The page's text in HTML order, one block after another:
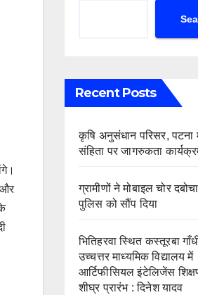
और
Recent Posts
कृषि अनुसंधान परिसर, पटना
संहिता पर जागरुकता
ग्रामीणों ने मोबाइल चोर
पुलिस को सौंप दिया
भितिहरवा स्थित कस्तूरबा
उच्चत्तर माध्यमिक विद्यालय में
आर्टिफीसियल इंटेलिजेंस
शीघ्र प्रारंभ : दिनेश यादव